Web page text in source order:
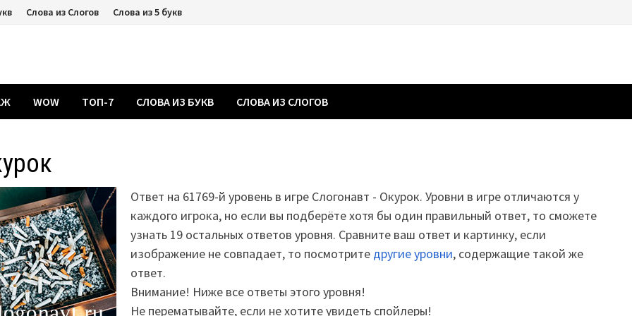
Слова из Слогов Слова из 5 букв
WOW ТОП-7 СЛОВА ИЗ БУКВ СЛОВА ИЗ СЛОГОВ
Ответ на 61769-й уровень в игре Слогонавт - Окурок. Уровни в игре отличаются у
каждого игрока, но если вы подберёте хотя бы один правильный ответ, то сможете
узнать 19 остальных ответов уровня. Сравните ваш ответ и картинку, если
изображение не совпадает, то посмотрите другие уровни, содержащие такой же
ответ.
Внимание! Ниже все ответы этого уровня!
Не перематывайте, если не хотите увидеть спойлеры!